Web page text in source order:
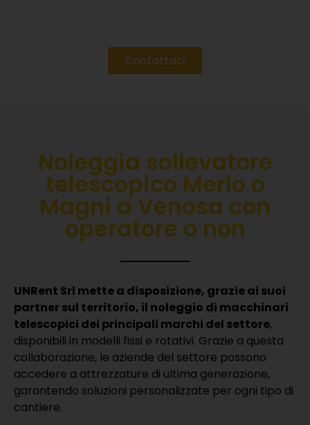
Contattaci
Noleggia sollevatore
telescopico Merlo o
Magni a Venosa con
operatore o non
UNRent Srl mette a disposizione, grazie ai suoi
partner sul territorio, il noleggio di macchinari
telescopici dei principali marchi del settore,
disponibili in modelli fissi e rotativi. Grazie a questa
collaborazione, le aziende del settore possono
accedere a attrezzature di ultima generazione,
garantendo soluzioni personalizzate per ogni tipo di
cantiere.